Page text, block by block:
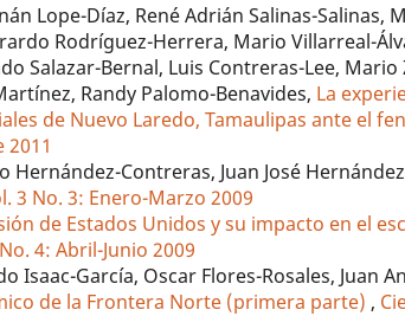
Lope-Díaz, René Adrián Salinas-Salinas,
Rodríguez-Herrera, Mario Villarreal-
Salazar-Bernal, Luis Contreras-Lee, Mario
Randy Palomo-Benavides, La
de Nuevo Laredo, Tamaulipas ante el
2011
Contreras, Juan José
3 No. 3: Enero-Marzo 2009
de Estados Unidos y su impacto en el
4: Abril-Junio 2009
Isaac-García, Oscar Flores-Rosales, Juan
de la Frontera Norte (primera parte) ,